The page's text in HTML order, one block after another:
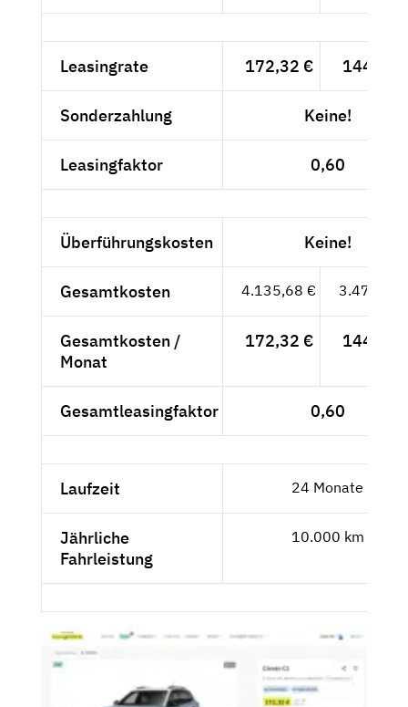
Leasingrate 172,32 € 144,81
Sonderzahlung Keine!
Leasingfaktor 0,60
Überführungskosten Keine!
Gesamtkosten 4.135,68 € 3.475,36
Gesamtkosten /
Monat
172,32 € 144,81
Gesamtleasingfaktor 0,60
Laufzeit 24 Monate
Jährliche
Fahrleistung
10.000 km